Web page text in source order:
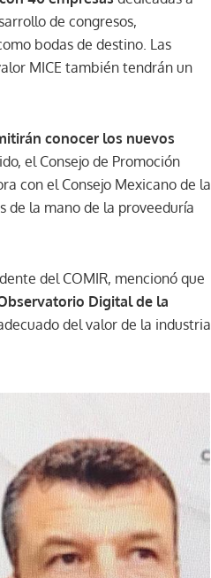
de congresos,
bodas de destino. Las
MICE también tendrán un
conocer los nuevos
el Consejo de Promoción
con el Consejo Mexicano de la
de la mano de la proveeduría
del COMIR, mencionó que
Digital de la
del valor de la industria